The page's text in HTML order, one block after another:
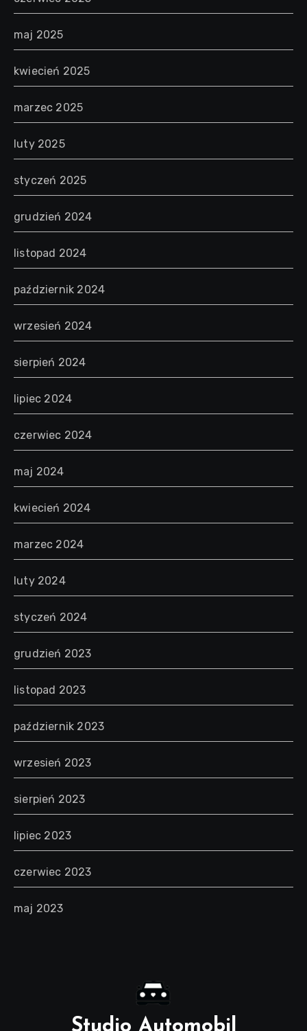
maj 2025
kwiecień 2025
marzec 2025
luty 2025
styczeń 2025
grudzień 2024
listopad 2024
październik 2024
wrzesień 2024
sierpień 2024
lipiec 2024
czerwiec 2024
maj 2024
kwiecień 2024
marzec 2024
luty 2024
styczeń 2024
grudzień 2023
listopad 2023
październik 2023
wrzesień 2023
sierpień 2023
lipiec 2023
czerwiec 2023
maj 2023
Studio Automobil